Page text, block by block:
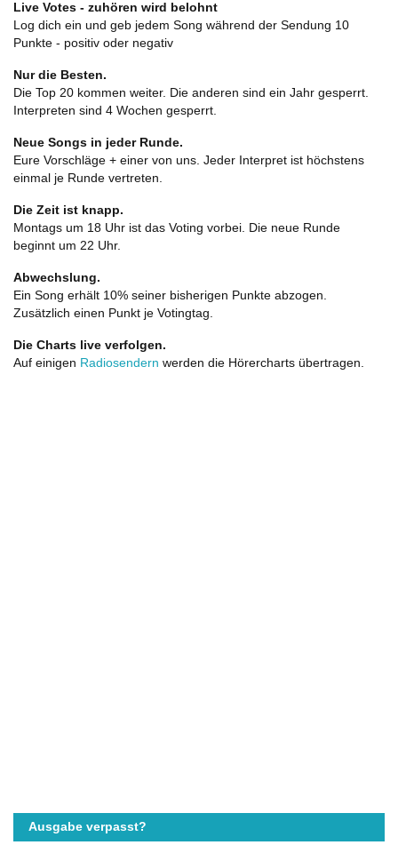
Live Votes - zuhören wird belohnt
Log dich ein und geb jedem Song während der Sendung 10
Punkte - positiv oder negativ
Nur die Besten.
Die Top 20 kommen weiter. Die anderen sind ein Jahr gesperrt.
Interpreten sind 4 Wochen gesperrt.
Neue Songs in jeder Runde.
Eure Vorschläge + einer von uns. Jeder Interpret ist höchstens
einmal je Runde vertreten.
Die Zeit ist knapp.
Montags um 18 Uhr ist das Voting vorbei. Die neue Runde
beginnt um 22 Uhr.
Abwechslung.
Ein Song erhält 10% seiner bisherigen Punkte abzogen.
Zusätzlich einen Punkt je Votingtag.
Die Charts live verfolgen.
Auf einigen Radiosendern werden die Hörercharts übertragen.
Ausgabe verpasst?